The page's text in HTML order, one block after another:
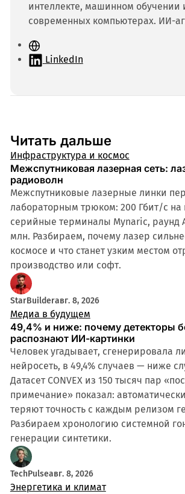
интеллекте, машинном обучении
современных компьютерах. ИИ-
С
а LinkedIn
Читать дальше
Инфраструктура и космос
Межспутниковая лазерная сеть:
радиоволн
Межспутниковые лазерные линки
лабораторным трюком: 200 Гбит/с на
серийные терминалы Mynaric, раунд
млн. Разбираем, почему лазер
космосе и что станет узким местом
производство или софт.
StarBuilderавг. 8, 2026
Медиа в будущем
49,4% и ниже: почему детекторы
распознают ИИ-картинки
Человек угадывает, сгенерировала
нейросеть, в 49,4% случаев — ниже
Датасет CONVEX из 150 тысяч пар
примечание» показал:
теряют точность с каждым релизом
Разбираем хронологию системной
генерации синтетики.
TechPulseавг. 8, 2026
Энергетика и климат